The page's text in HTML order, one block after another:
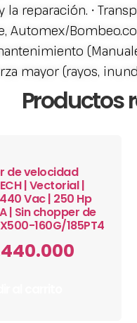
reparación. •
mayor (rayos,
Productos
de velocidad
| Vectorial |
Vac | 250 Hp
| Sin chopper de
160G/185PT4